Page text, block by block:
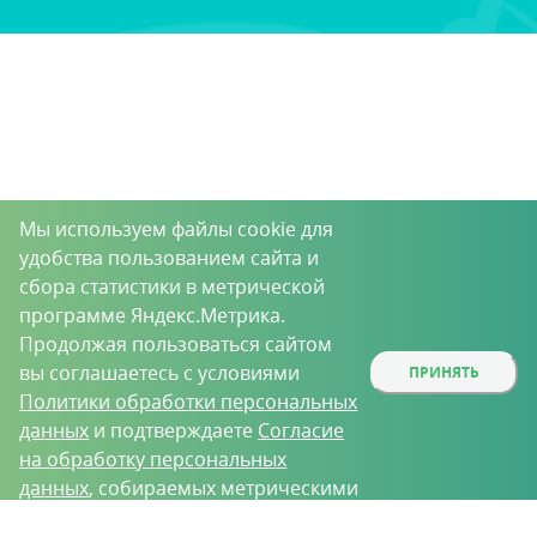
Мы используем файлы cookie для
удобства пользованием сайта и
сбора статистики в метрической
программе Яндекс.Метрика.
Продолжая пользоваться сайтом
вы соглашаетесь с условиями
Политики обработки персональных
данных и подтверждаете Согласие
на обработку персональных
данных, собираемых метрическими
ПРИНЯТЬ